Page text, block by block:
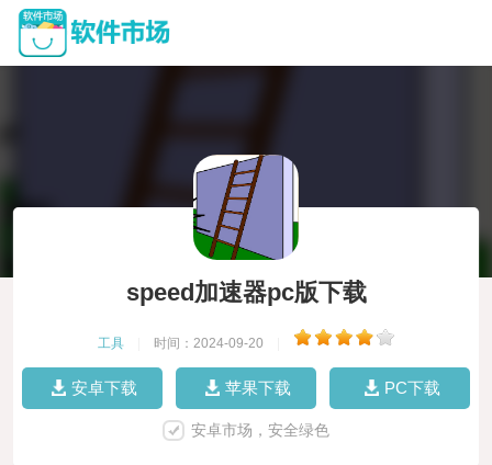
speed加速器pc版下载
工具 时间：2024-09-20
安卓下载 苹果下载 PC下载
安卓市场，安全绿色